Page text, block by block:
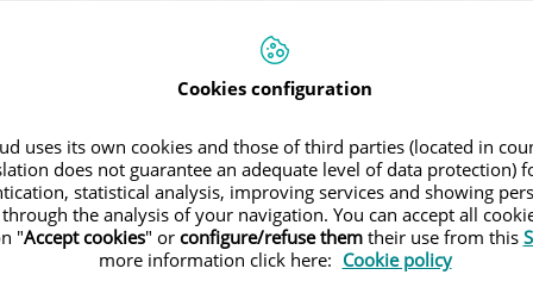
Alopecia androgénica: La caída de pelo que afecta a la mayoría de
Cookies configuration
uses its own cookies and those of third parties (located in
does not guarantee an adequate level of data protection)
statistical analysis, improving services and showing
the analysis of your navigation. You can accept all
"Accept cookies" or configure/refuse themtheir use from this
more information click here: Cookie policy